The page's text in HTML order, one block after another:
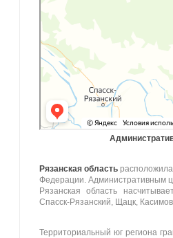
Рязанская область
Федерации. Административным
Рязанская область
Спасск-Рязанский, Щацк,
Территориальный юг региона